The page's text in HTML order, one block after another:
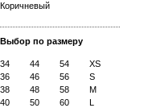
Коричневый
Выбор по размеру
34 44 54
XS
36
46 56
S
38
48 58
M
40
50 60
L